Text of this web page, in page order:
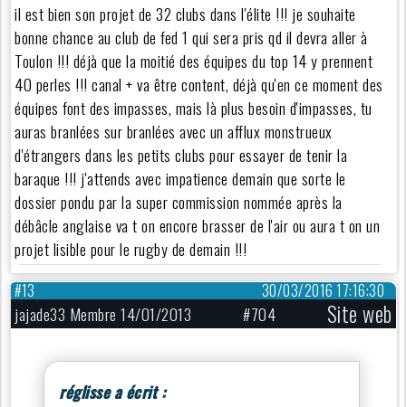
il est bien son projet de 32 clubs dans l'élite !!! je souhaite
bonne chance au club de fed 1 qui sera pris qd il devra aller à
Toulon !!! déjà que la moitié des équipes du top 14 y prennent
40 perles !!! canal + va être content, déjà qu'en ce moment des
équipes font des impasses, mais là plus besoin d'impasses, tu
auras branlées sur branlées avec un afflux monstrueux
d'étrangers dans les petits clubs pour essayer de tenir la
baraque !!! j'attends avec impatience demain que sorte le
dossier pondu par la super commission nommée après la
débâcle anglaise va t on encore brasser de l'air ou aura t on un
projet lisible pour le rugby de demain !!!
30/03/2016 17:16:30
#13
jajade33 Membre 14/01/2013 #704 Site web
réglisse a écrit :